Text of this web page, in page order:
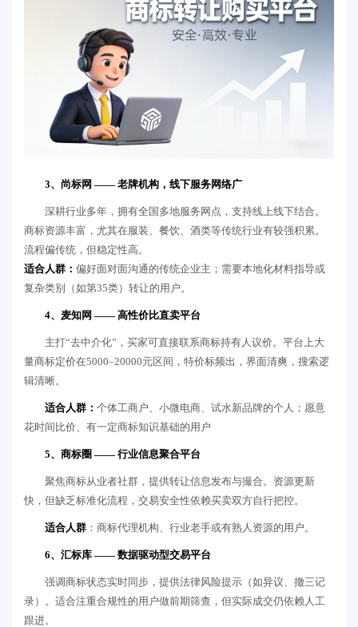
3、尚标网 —— 老牌机构，线下服务网络广
深耕行业多年，拥有全国多地服务网点，支持线上线下结合。
商标资源丰富，尤其在服装、餐饮、酒类等传统行业有较强积累。
流程偏传统，但稳定性高。
适合人群： 偏好面对面沟通的传统企业主；需要本地化材料指导或
复杂类别（如第35类）转让的用户。
4、麦知网 —— 高性价比直卖平台
主打“去中介化”，买家可直接联系商标持有人议价。平台上大
量商标定价在5000–20000元区间，特价标频出，界面清爽，搜索逻
辑清晰。
适合人群： 个体工商户、小微电商、试水新品牌的个人；愿意
花时间比价、有一定商标知识基础的用户
5、商标圈 —— 行业信息聚合平台
聚焦商标从业者社群，提供转让信息发布与撮合。资源更新
快，但缺乏标准化流程，交易安全性依赖买卖双方自行把控。
适合人群 ：商标代理机构、行业老手或有熟人资源的用户。
6、汇标库 —— 数据驱动型交易平台
强调商标状态实时同步，提供法律风险提示（如异议、撤三记
录）。适合注重合规性的用户做前期筛查，但实际成交仍依赖人工
跟进。